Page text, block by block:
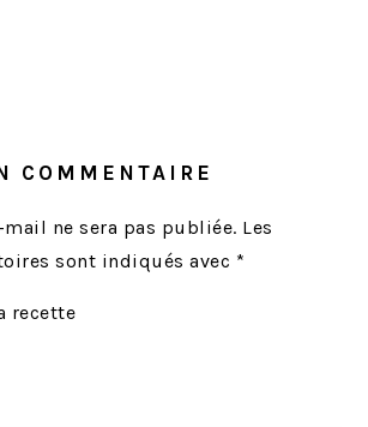
COMMENTAIRE
mail ne sera pas publiée. Les
sont indiqués avec *
recette